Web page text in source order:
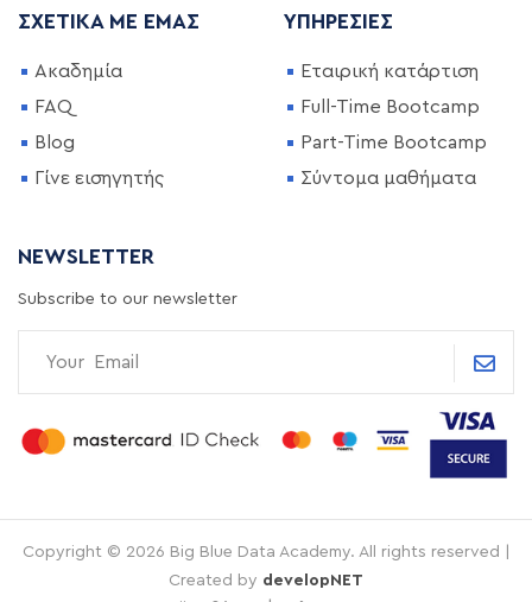
ΣΧΕΤΙΚΆ ΜΕ ΕΜΆΣ
Ακαδημία
FAQ
Blog
Γίνε εισηγητής
ΥΠΗΡΕΣΊΕΣ
Εταιρική κατάρτιση
Full-Time Bootcamp
Part-Time Bootcamp
Σύντομα μαθήματα
NEWSLETTER
Subscribe to our newsletter
Copyright © 2026 Big Blue Data Academy. All rights reserved |
Created by developNET